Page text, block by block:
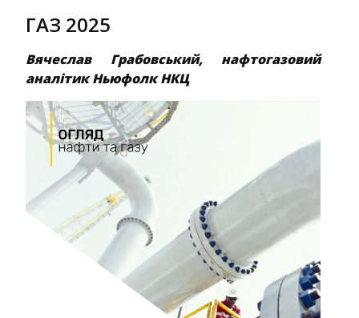
ГАЗ 2025
Вячеслав Грабовський, нафтогазовий
аналітик Ньюфолк НКЦ